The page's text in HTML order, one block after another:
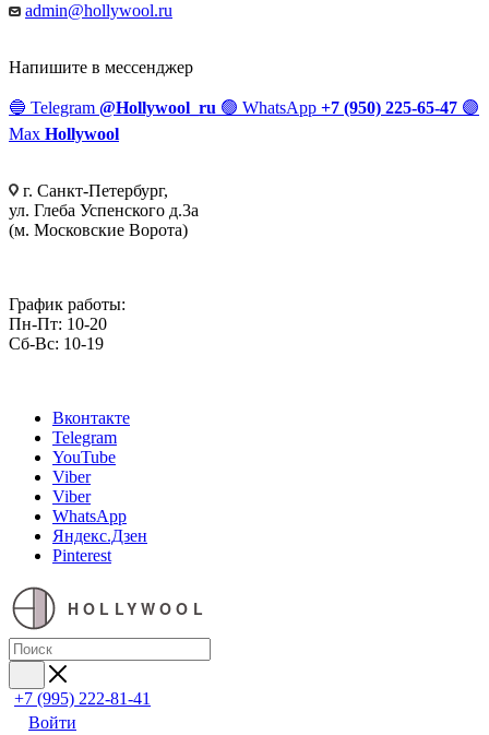
admin@hollywool.ru
Напишите в мессенджер
🔵 Telegram @Hollywool_ru 🟢 WhatsApp +7 (950) 225-65-47 🟣
Max Hollywool
г. Санкт-Петербург,
ул. Глеба Успенского д.3а
(м. Московские Ворота)
График работы:
Пн-Пт: 10-20
Сб-Вс: 10-19
Вконтакте
Telegram
YouTube
Viber
Viber
WhatsApp
Яндекс.Дзен
Pinterest
HOLLYWOOL
+7 (995) 222-81-41
Войти